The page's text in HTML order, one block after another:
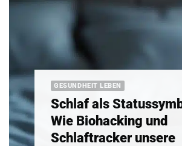
GESUNDHEIT LEBEN
Schlaf als
Wie Biohacking und
Schlaftracker unsere